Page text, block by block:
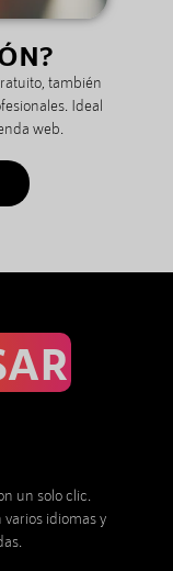
también
Ideal
web.
un solo clic.
idiomas y